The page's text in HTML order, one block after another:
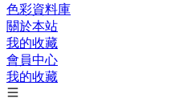
色彩資料庫
關於本站
我的收藏
會員中心
我的收藏